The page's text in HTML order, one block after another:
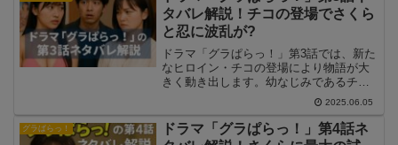
のあるロケーション。学園や街中でのシ
ーンはどこで撮影されたのか、気になる
人も多いのではないでしょうか？本記事
では、「MADDER」のロケ地情報を調査
し、学園のモデルや撮影場所について詳
しく解説します！
タバレ解説！チコの登場でさくら
と忍に波乱が?
ドラマ「グラぱらっ！」第3話では、新た
なヒロイン・チコの登場により物語が大
きく動き出します。幼なじみであるチコ
と忍の再会、雑誌表紙をかけたミスコ
ン、そして裏で暗躍する資産家・ムーた
んの存在が、登場人物たちの心をかき乱
します。第3話の展開は、さくらと忍の関
2025.06.05
グラぱらっ！
ドラマ「グラぱらっ！」第4話ネ